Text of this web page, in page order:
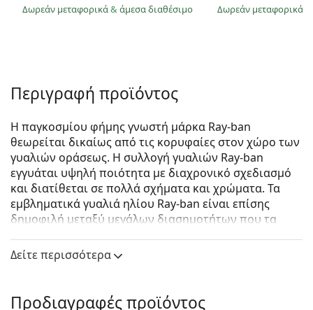
Δωρεάν μεταφορικά& άμεσα διαθέσιμο Δωρεάν μεταφορικά
Περιγραφή προϊόντος
Η παγκοσμίου φήμης γνωστή μάρκα Ray-ban
θεωρείται δικαίως από τις κορυφαίες στον χώρο των
γυαλιών οράσεως. Η συλλογή γυαλιών Ray-ban
εγγυάται υψηλή ποιότητα με διαχρονικό σχεδιασμό
και διατίθεται σε πολλά σχήματα και χρώματα. Τα
εμβληματικά γυαλιά ηλίου Ray-ban είναι επίσης
δημοφιλή μεταξύ μεγάλων διασημοτήτων που τα
Ray-Ban Wayfarer RB2140 661313 50
Δείτε πώς φαίνονται πάνω σας αυτά τα γυαλιά ηλίου
Δείτε περισσότερα
Προδιαγραφές προϊόντος